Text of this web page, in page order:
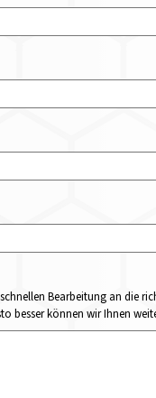
Bearbeitung an die
besser können wir Ihnen